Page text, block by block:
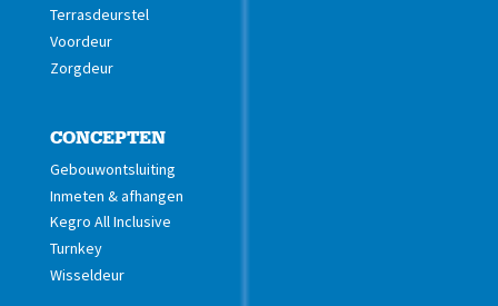
Terrasdeurstel
Voordeur
Zorgdeur
CONCEPTEN
Gebouwontsluiting
Inmeten & afhangen
Kegro All Inclusive
Turnkey
Wisseldeur